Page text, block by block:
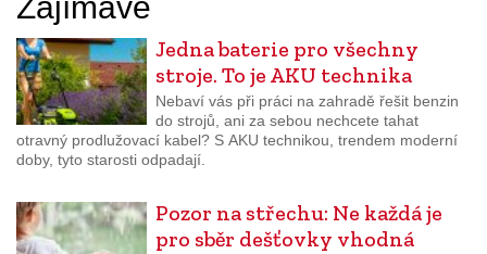
Jedna baterie pro všechny
stroje. To je AKU technika
Nebaví vás při práci na zahradě řešit benzin
do strojů, ani za sebou nechcete tahat
otravný prodlužovací kabel? S AKU technikou, trendem moderní
doby, tyto starosti odpadají.
Pozor na střechu: Ne každá je
pro sběr dešťovky vhodná